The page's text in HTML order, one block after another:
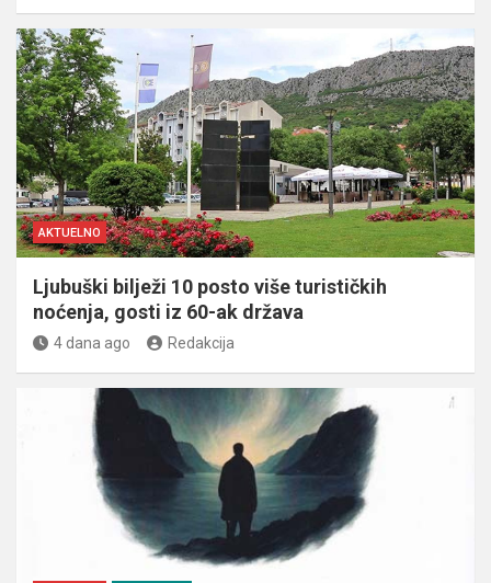
AKTUELNO
Ljubuški bilježi 10 posto više turističkih
noćenja, gosti iz 60-ak država
4 dana ago Redakcija